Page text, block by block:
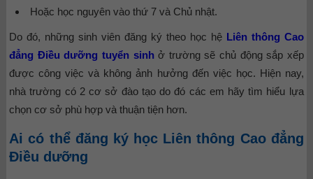
Hoặc học nguyên vào thứ 7 và Chủ nhật.
Do đó, những sinh viên đăng ký theo học hệ Liên thông Cao
đẳng Điều dưỡng tuyển sinhở trường sẽ chủ động sắp xếp
được công việc và không ảnh hưởng đến việc học. Hiện nay,
nhà trường có 2 cơ sở đào tạo do đó các em hãy tìm hiểu lựa
chọn cơ sở phù hợp và thuận tiện hơn.
Ai có thể đăng ký học Liên thông Cao đẳng
Điều dưỡng